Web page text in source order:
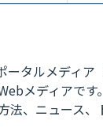
ータルメディ
メディアで
、ニュース、